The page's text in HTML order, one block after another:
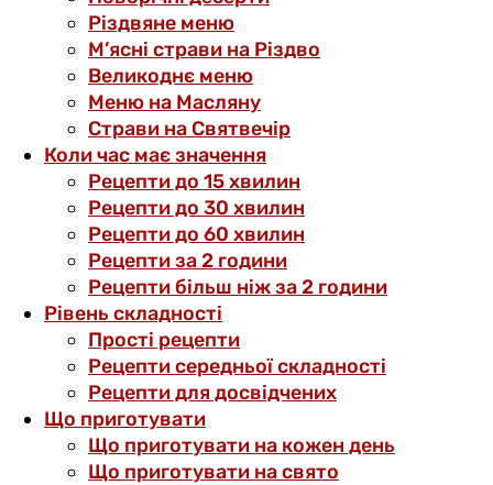
Різдвяне меню
М’ясні страви на Різдво
Великоднє меню
Меню на Масляну
Страви на Святвечір
Коли час має значення
Рецепти до 15 хвилин
Рецепти до 30 хвилин
Рецепти до 60 хвилин
Рецепти за 2 години
Рецепти більш ніж за 2 години
Рівень складності
Прості рецепти
Рецепти середньої складності
Рецепти для досвідчених
Що приготувати
Що приготувати на кожен день
Що приготувати на свято